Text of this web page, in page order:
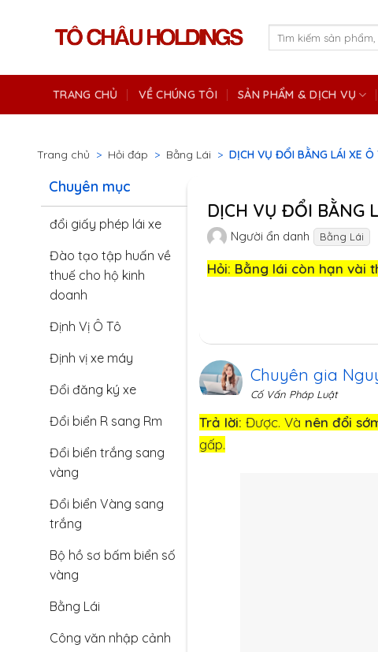
TRANG CHỦ VỀ CHÚNG TÔI SẢN PHẨM & DỊCH VỤ
Trang chủ > Hỏi đáp > Bằng Lái > DỊCH VỤ ĐỔI BẰNG LÁI XE Ô
Chuyên mục
đổi giấy phép lái xe
Đào tạo tập huấn về
thuế cho hộ kinh
doanh
Định Vị Ô Tô
Định vị xe máy
Đổi đăng ký xe
Đổi biển R sang Rm
Đổi biển trắng sang
vàng
Đổi biển Vàng sang
trắng
Bộ hồ sơ bấm biển số
vàng
Bằng Lái
Công văn nhập cảnh
DỊCH VỤ ĐỔI BẰNG
Người ẩn danh Bằng Lái
Hỏi: Bằng lái còn hạn vài
Chuyên gia
Cố Vấn Pháp Luật
Trả lời:Được. Và nên đổi
gấp.